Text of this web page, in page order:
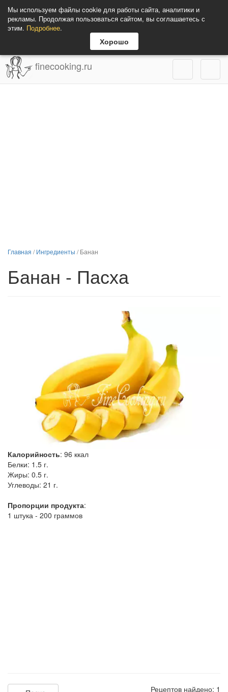
Мы используем файлы cookie для работы сайта, аналитики и
рекламы. Продолжая пользоваться сайтом, вы соглашаетесь с
этим. Подробнее.
Хорошо
finecooking.ru
Главная /Ингредиенты /Банан
Банан - Пасха
Калорийность: 96 ккал
Белки: 1.5 г.
Жиры: 0.5 г.
Углеводы: 21 г.
Пропорции продукта:
1 штука - 200 граммов
Рецептов найдено: 1